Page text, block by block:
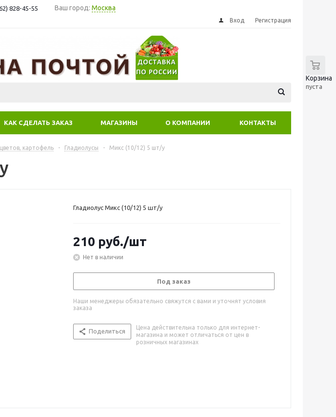
828-45-55 Ваш город: Москва
Вход Регистрация
Корзина
пуста
КАК СДЕЛАТЬ ЗАКАЗ МАГАЗИНЫ О КОМПАНИИ КОНТАКТЫ
картофель - Гладиолусы - Микс (10/12) 5 шт/у
Гладиолус Микс (10/12) 5 шт/у
210 руб./шт
Нет в наличии
Под заказ
Наши менеджеры обязательно свяжутся с вами и уточнят условия
заказа
Поделиться
Цена действительна только для интернет-
магазина и может отличаться от цен в
розничных магазинах